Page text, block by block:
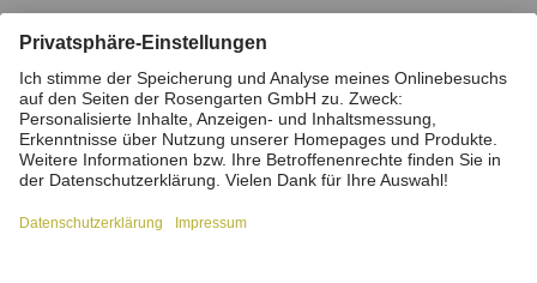
Impressum Datenschutz
Stiftung
Interne Meldestelle
Zahlungsmittel
Barrierefreiheitserklärung
Vertrag widerrufen